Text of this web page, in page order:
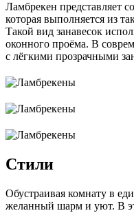
Ламбрекен представляет
которая выполняется из
Такой вид занавесок
оконного проёма. В
с лёгкими прозрачными
Стили
Обустраивая комнату в
желанный шарм и уют. В